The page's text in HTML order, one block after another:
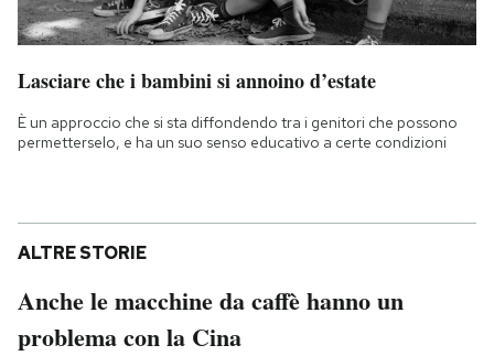
Lasciare che i bambini si annoino d’estate
È un approccio che si sta diffondendo tra i genitori che possono
permetterselo, e ha un suo senso educativo a certe condizioni
ALTRE STORIE
Anche le macchine da caffè hanno un
problema con la Cina